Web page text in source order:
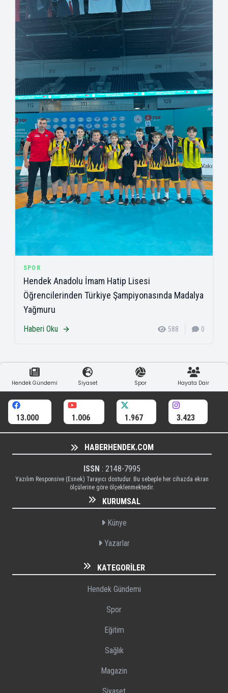
SPOR
Hendek Anadolu İmam Hatip Lisesi
Öğrencilerinden Türkiye Şampiyonasında Madalya
Yağmuru
Haberi Oku 588 0
Hendek Gündemi Siyaset Spor Hayata Dair
13.000 1.006 1.967 3.423
HABERHENDEK.COM
ISSN : 2148-7995
Yazılım Responsive (Esnek) Tarayıcı dostudur. Bu sebeple her cihazda ekran
ölçülerine göre ölçeklenmektedir.
KURUMSAL
Künye
Yazarlar
KATEGORILER
Hendek Gündemi
Spor
Eğitim
Sağlık
Magazin
Siyaset